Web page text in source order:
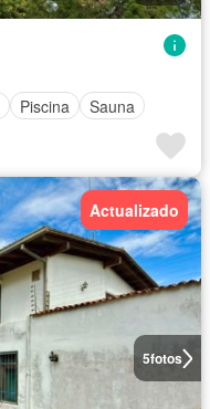
Piscina Sauna
5fotos
Actualizado